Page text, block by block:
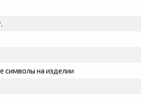
символы на изделии